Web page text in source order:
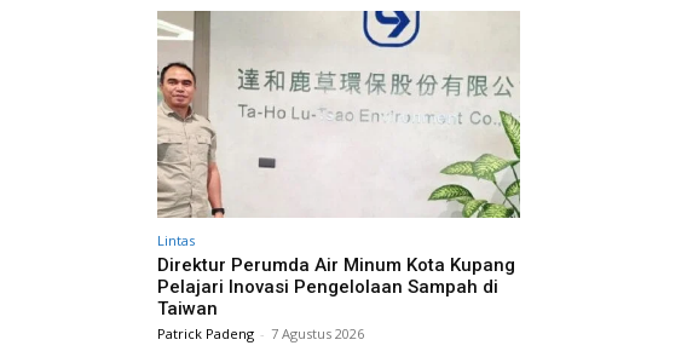
Lintas
Direktur Perumda Air Minum Kota Kupang
Pelajari Inovasi Pengelolaan Sampah di
Taiwan
Patrick Padeng - 7 Agustus 2026